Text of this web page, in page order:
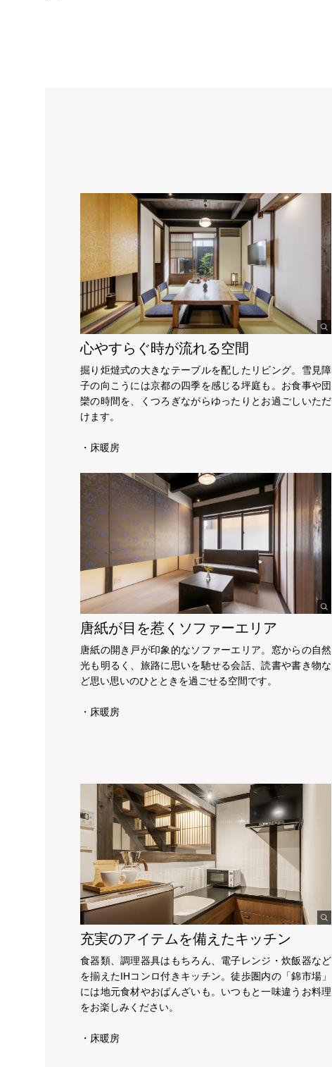
心やすらぐ時が流れる空間
掘り炬燵式の大きなテーブルを配したリビング。雪見障
子の向こうには京都の四季を感じる坪庭も。お食事や団
欒の時間を、くつろぎながらゆったりとお過ごしいただ
けます。
・床暖房
唐紙が目を惹くソファーエリア
唐紙の開き戸が印象的なソファーエリア。窓からの自然
光も明るく、旅路に思いを馳せる会話、読書や書き物な
ど思い思いのひとときを過ごせる空間です。
・床暖房
充実のアイテムを備えたキッチン
食器類、調理器具はもちろん、電子レンジ・炊飯器など
を揃えたIHコンロ付きキッチン。徒歩圏内の「錦市場」
には地元食材やおばんざいも。いつもと一味違うお料理
をお楽しみください。
・床暖房